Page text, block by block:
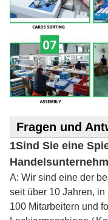
Fragen und
1Sind Sie eine
A: Wir sind eine der
seit über 10 Jahren,
100 Mitarbeitern und